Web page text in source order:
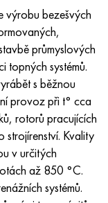
výrobu bezešvých
průmyslových
topných systémů.
s běžnou
provoz při t° cca
rotorů pracujících
strojírenství. Kvality
v určitých
až 850 °C.
systémů.